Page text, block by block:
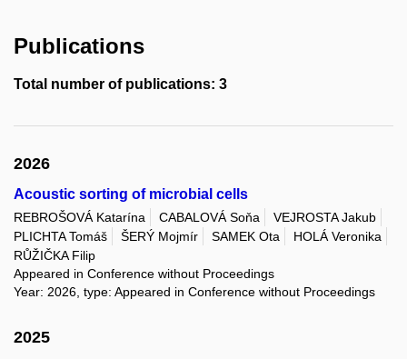
Publications
Total number of publications: 3
2026
Acoustic sorting of microbial cells
REBROŠOVÁ Katarína CABALOVÁ Soňa
VEJROSTA Jakub
PLICHTA Tomáš
ŠERÝ Mojmír SAMEK Ota
HOLÁ Veronika
RŮŽIČKA Filip
Appeared in Conference without Proceedings
Year: 2026, type: Appeared in Conference without Proceedings
2025